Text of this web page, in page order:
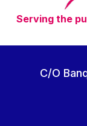
Vítor
Serving the
C/O